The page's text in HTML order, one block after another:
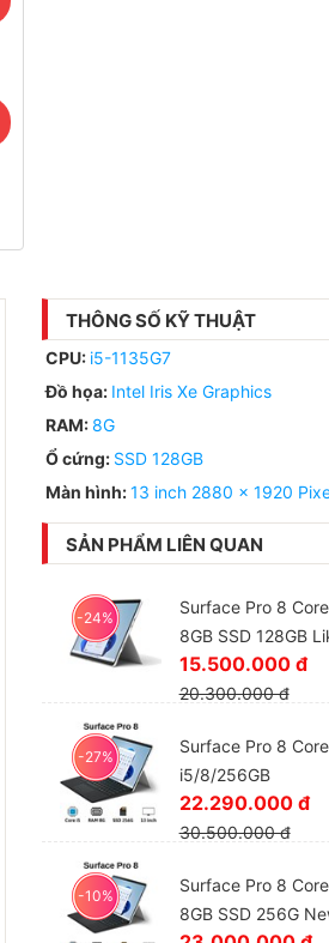
THÔNG SỐ KỸ THUẬT
CPU: i5-1135G7
Đồ họa: Intel Iris Xe Graphics
RAM:8G
Ổ cứng: SSD 128GB
Màn hình:13 inch 2880 x 1920
SẢN PHẨM LIÊN QUAN
-24%
Surface Pro 8
8GB SSD 128GB
15.500.000 đ
20.300.000 đ
-27%
Surface Pro 8 Core
i5/8/256GB
22.290.000 đ
30.500.000 đ
-10%
Surface Pro 8
8GB SSD 256G